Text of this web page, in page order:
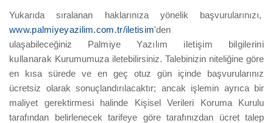
Yukarıda sıralanan haklarınıza yönelik başvurularınızı,
www.palmiyeyazilim.com.tr/iletisim'den
ulaşabileceğiniz Palmiye Yazılım iletişim bilgilerini
kullanarak Kurumumuza iletebilirsiniz. Talebinizin niteliğine göre
en kısa sürede ve en geç otuz gün içinde başvurularınız
ücretsiz olarak sonuçlandırılacaktır; ancak işlemin ayrıca bir
maliyet gerektirmesi halinde Kişisel Verileri Koruma Kurulu
tarafından belirlenecek tarifeye göre tarafınızdan ücret talep